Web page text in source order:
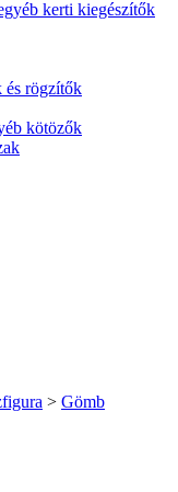
kerti kiegészítők
és rögzítők
kötözők
> Gömb